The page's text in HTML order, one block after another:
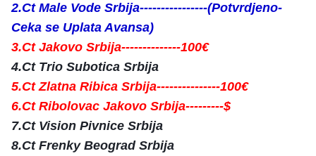
2.Ct Male Vode Srbija----------------(Potvrdjeno-
Ceka se Uplata Avansa)
3.Ct Jakovo Srbija--------------100€
4.Ct Trio Subotica Srbija
5.Ct Zlatna Ribica Srbija---------------100€
6.Ct Ribolovac Jakovo Srbija---------$
7.Ct Vision Pivnice Srbija
8.Ct Frenky Beograd Srbija